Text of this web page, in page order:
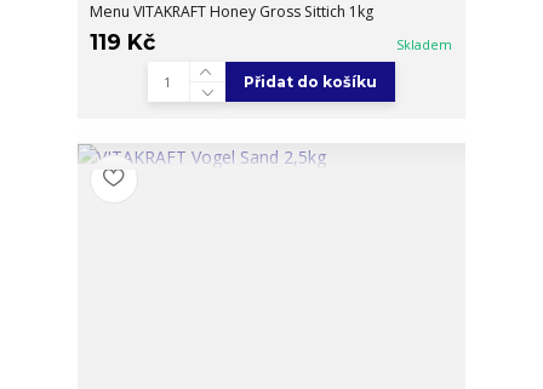
Menu VITAKRAFT Honey Gross Sittich 1kg
119 Kč Skladem
Přidat do košíku